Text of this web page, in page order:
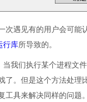
遇见有的用户会可能
行库所导致的。
我们执行某个进程文
。但是这个方法处理
具来解决同样的问题。